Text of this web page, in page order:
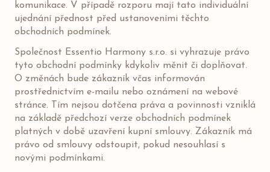
komunikace. V případě rozporu mají tato individuální
ujednání přednost před ustanoveními těchto
obchodních podmínek.
Společnost Essentio Harmony s.r.o. si vyhrazuje právo
tyto obchodní podmínky kdykoliv měnit či doplňovat.
O změnách bude zákazník včas informován
prostřednictvím e-mailu nebo oznámení na webové
stránce. Tím nejsou dotčena práva a povinnosti vzniklá
na základě předchozí verze obchodních podmínek
platných v době uzavření kupní smlouvy. Zákazník má
právo od smlouvy odstoupit, pokud nesouhlasí s
novými podmínkami.